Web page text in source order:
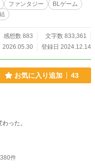
ファンタジー
BLゲーム
感想数 883
文字数 833,361
2026.05.30
登録日 2024.12.14
お気に入り追加 43
った。
件